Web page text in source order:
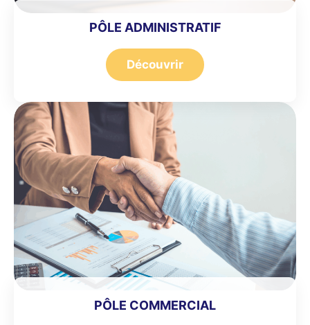
PÔLE ADMINISTRATIF
Découvrir
PÔLE COMMERCIAL